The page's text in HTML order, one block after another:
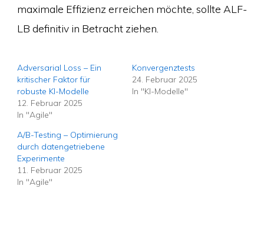
maximale Effizienz erreichen möchte, sollte ALF-
LB definitiv in Betracht ziehen.
Adversarial Loss – Ein
kritischer Faktor für
robuste KI-Modelle
12. Februar 2025
In "Agile"
Konvergenztests
24. Februar 2025
In "KI-Modelle"
A/B-Testing – Optimierung
durch datengetriebene
Experimente
11. Februar 2025
In "Agile"